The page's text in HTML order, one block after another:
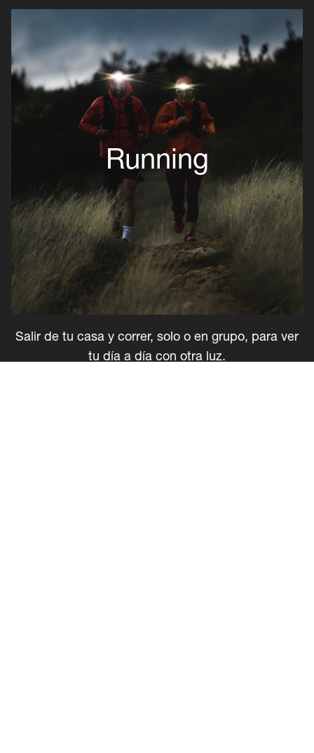
Running
Salir de tu casa y correr, solo o en grupo, para ver
tu día a día con otra luz.